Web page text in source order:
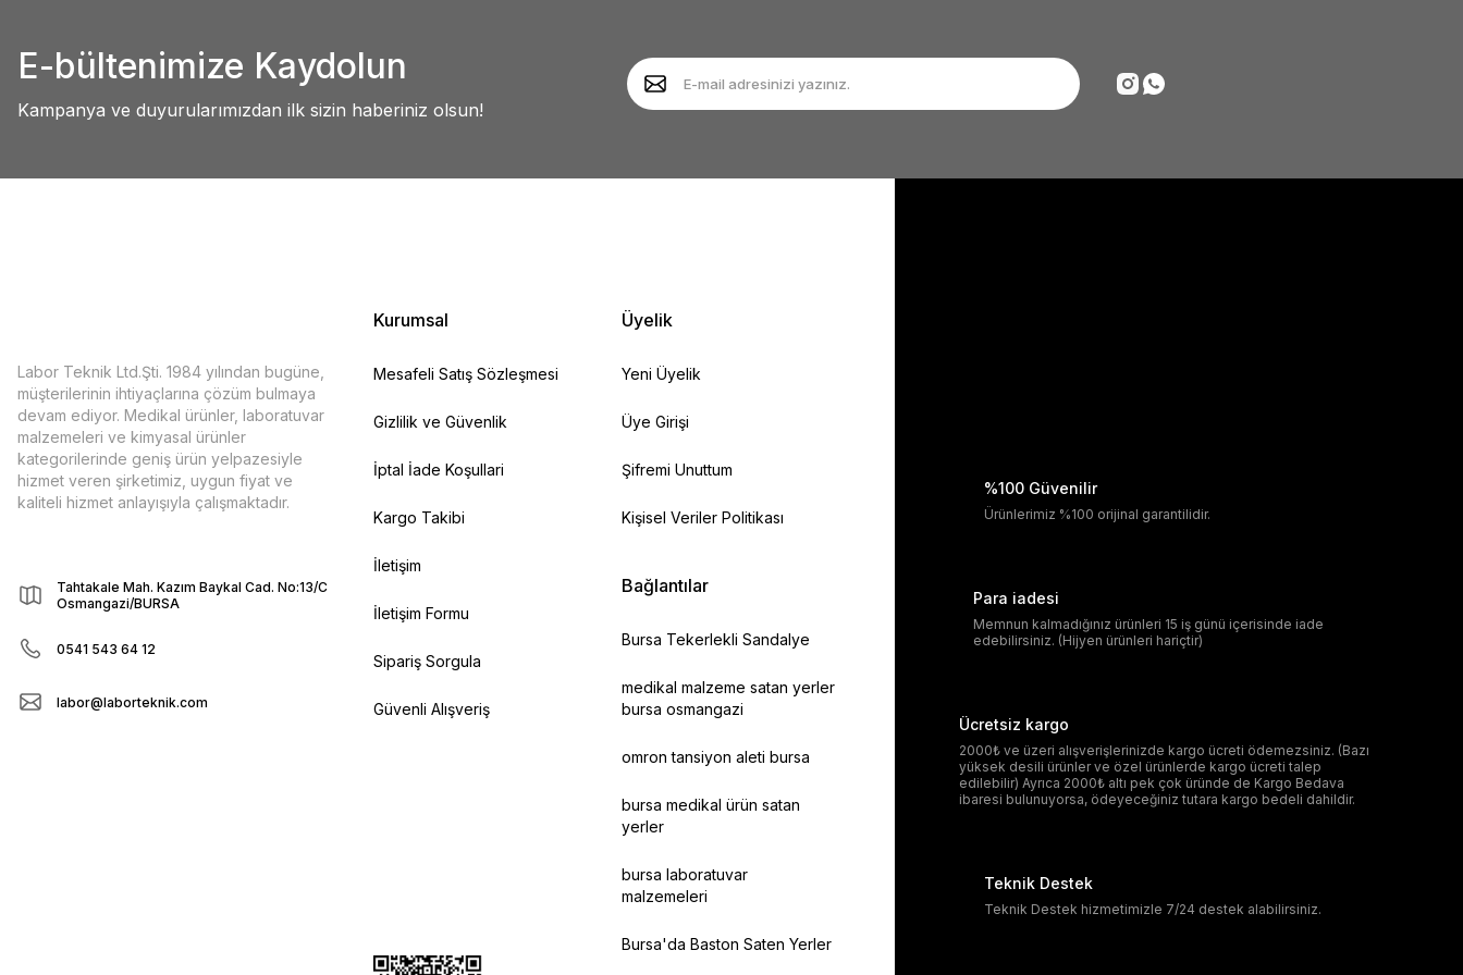
Ürün açıklamasında eksik bilgiler bulunuyor.
Ürün fiyatı diğer sitelerden daha pahalı.
Deneyimini Paylaş
E-bültenimize Kaydolun
Kampanya ve duyurularımızdan ilk sizin haberiniz olsun!
Labor Teknik Ltd.Şti. 1984 yılından bugüne,
müşterilerinin ihtiyaçlarına çözüm bulmaya
devam ediyor. Medikal ürünler, laboratuvar
malzemeleri ve kimyasal ürünler
kategorilerinde geniş ürün yelpazesiyle
hizmet veren şirketimiz, uygun fiyat ve
kaliteli hizmet anlayışıyla çalışmaktadır.
Tahtakale Mah. Kazım Baykal Cad. No:13/C
Osmangazi/BURSA
0541 543 64 12
labor@laborteknik.com
Kurumsal
Mesafeli Satış Sözleşmesi
Gizlilik ve Güvenlik
İptal İade Koşullari
Kargo Takibi
İletişim
İletişim Formu
Sipariş Sorgula
Güvenli Alışveriş
Üyelik
Yeni Üyelik
Üye Girişi
Şifremi Unuttum
Kişisel Veriler Politikası
Bağlantılar
Bursa Tekerlekli Sandalye
medikal malzeme satan yerler
bursa osmangazi
omron tansiyon aleti bursa
bursa medikal ürün satan
yerler
bursa laboratuvar
malzemeleri
Bursa'da Baston Saten Yerler
%100 Güvenilir
Ürünlerimiz %100 orijinal garantilidir.
Para iadesi
Memnun kalmadığınız ürünleri 15 iş günü içerisinde iade
edebilirsiniz. (Hijyen ürünleri hariçtir)
Ücretsiz kargo
2000₺ ve üzeri alışverişlerinizde kargo ücreti ödemezsiniz. (Bazı
yüksek desili ürünler ve özel ürünlerde kargo ücreti talep
edilebilir) Ayrıca 2000₺ altı pek çok üründe de Kargo Bedava
ibaresi bulunuyorsa, ödeyeceğiniz tutara kargo bedeli dahildir.
Teknik Destek
Teknik Destek hizmetimizle 7/24 destek alabilirsiniz.